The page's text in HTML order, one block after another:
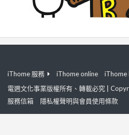
iThome 服務 iThome online
iThome
電週文化事業版權所有、轉載必究 |
服務信箱
隱私權聲明與會員使用條款